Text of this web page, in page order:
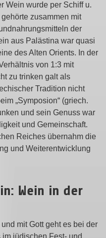
Wein wurde per Schiff u.
zusammen mit
der
aus Palästina war quasi
des Alten Orients. In der
von 1:3 mit
zu trinken galt als
Tradition nicht
„Symposion“ (griech.
und sein Genuss war
und Gemeinschaft.
Reiches übernahm die
und Weiterentwicklung
Wein in der
mit Gott geht es bei der
jüdischen Fest- und